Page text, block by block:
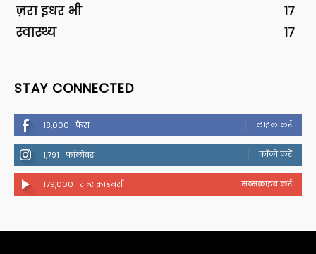
ज़रा इधर भी
17
स्वास्थ्य
17
STAY CONNECTED
18,000 फैंस लाइक करें
1,791 फॉलोवर फॉलो करें
179,000 सब्सक्राइबर्स सब्सक्राइब करें